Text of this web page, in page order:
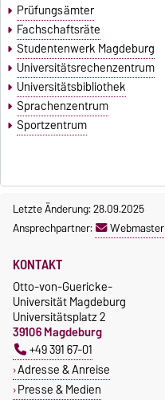
Prüfungsämter
Fachschaftsräte
Studentenwerk Magdeburg
Universitätsrechenzentrum
Universitätsbibliothek
Sprachenzentrum
Sportzentrum
Letzte Änderung: 28.09.2025
Ansprechpartner:
Webmaster
KONTAKT
Otto-von-Guericke-
Universität Magdeburg
Universitätsplatz 2
39106 Magdeburg
+49 391 67-01
Adresse & Anreise
Presse & Medien